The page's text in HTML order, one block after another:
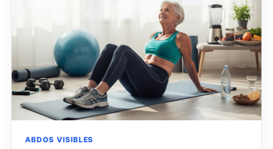
ABDOS VISIBLES